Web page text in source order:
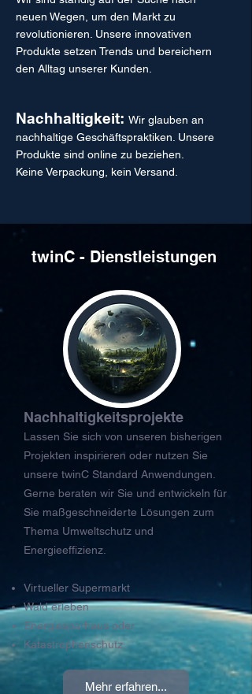
neuen Wegen, um den Markt zu
revolutionieren. Unsere innovativen
Produkte setzen Trends und bereichern
den Alltag unserer Kunden.
Nachhaltigkeit: Wir glauben an
nachhaltige Geschäftspraktiken. Unsere
Produkte sind online zu beziehen.
Keine Verpackung, kein Versand.
twinC - Dienstleistungen
Nachhaltigkeitsprojekte
Lassen Sie sich von unseren bisherigen
Projekten inspirieren oder nutzen Sie
unsere twinC Standard Anwendungen.
Gerne beraten wir Sie und entwickeln für
Sie maßgeschneiderte Lösungen zum
Thema Umweltschutz und
Energieeffizienz.
Virtueller Supermarkt
Wald erleben
Energiesparhaus oder
Katastrophenschutz.
Mehr erfahren...